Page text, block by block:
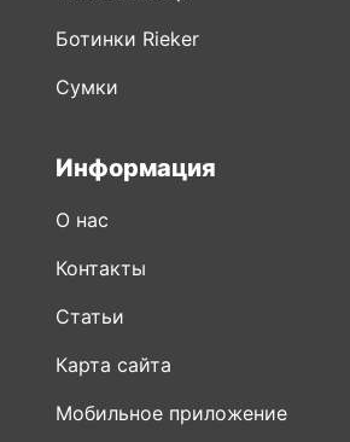
Контакты
Статьи
Карта сайта
Мобильное приложение
Публичная оферта
Политика конфиденциальности